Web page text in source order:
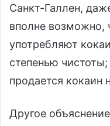
Санкт-Галлен,
вполне возможно,
употребляют
степенью
продается кокаин
Другое